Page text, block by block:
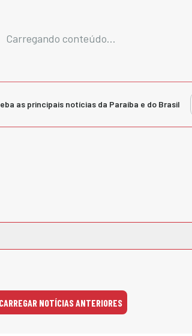
Carregando conteúdo...
as principais notícias da Paraíba e do Brasil
CARREGAR NOTÍCIAS ANTERIORES